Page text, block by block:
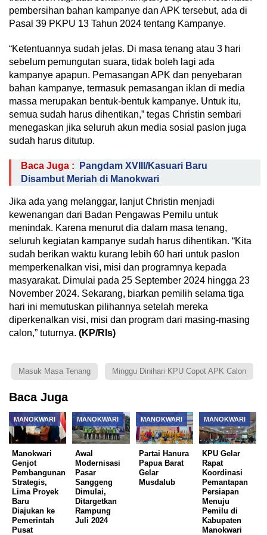
pembersihan bahan kampanye dan APK tersebut, ada di
Pasal 39 PKPU 13 Tahun 2024 tentang Kampanye.
“Ketentuannya sudah jelas. Di masa tenang atau 3 hari
sebelum pemungutan suara, tidak boleh lagi ada
kampanye apapun. Pemasangan APK dan penyebaran
bahan kampanye, termasuk pemasangan iklan di media
massa merupakan bentuk-bentuk kampanye. Untuk itu,
semua sudah harus dihentikan,” tegas Christin sembari
menegaskan jika seluruh akun media sosial paslon juga
sudah harus ditutup.
Baca Juga :
Pangdam XVIII/Kasuari Baru
Disambut Meriah di Manokwari
Jika ada yang melanggar, lanjut Christin menjadi
kewenangan dari Badan Pengawas Pemilu untuk
menindak. Karena menurut dia dalam masa tenang,
seluruh kegiatan kampanye sudah harus dihentikan. “Kita
sudah berikan waktu kurang lebih 60 hari untuk paslon
memperkenalkan visi, misi dan programnya kepada
masyarakat. Dimulai pada 25 September 2024 hingga 23
November 2024. Sekarang, biarkan pemilih selama tiga
hari ini memutuskan pilihannya setelah mereka
diperkenalkan visi, misi dan program dari masing-masing
calon,” tuturnya. (KP/Rls)
Masuk Masa Tenang Minggu Dinihari KPU Copot APK Calon
Baca Juga
MANOKWARI
Manokwari
Genjot
Pembangunan
Strategis,
Lima Proyek
Baru
Diajukan ke
Pemerintah
Pusat
MANOKWARI
Awal
Modernisasi
Pasar
Sanggeng
Dimulai,
Ditargetkan
Rampung
Juli 2024
MANOKWARI
Partai Hanura
Papua Barat
Gelar
Musdalub
MANOKWARI
KPU Gelar
Rapat
Koordinasi
Pemantapan
Persiapan
Menuju
Pemilu di
Kabupaten
Manokwari